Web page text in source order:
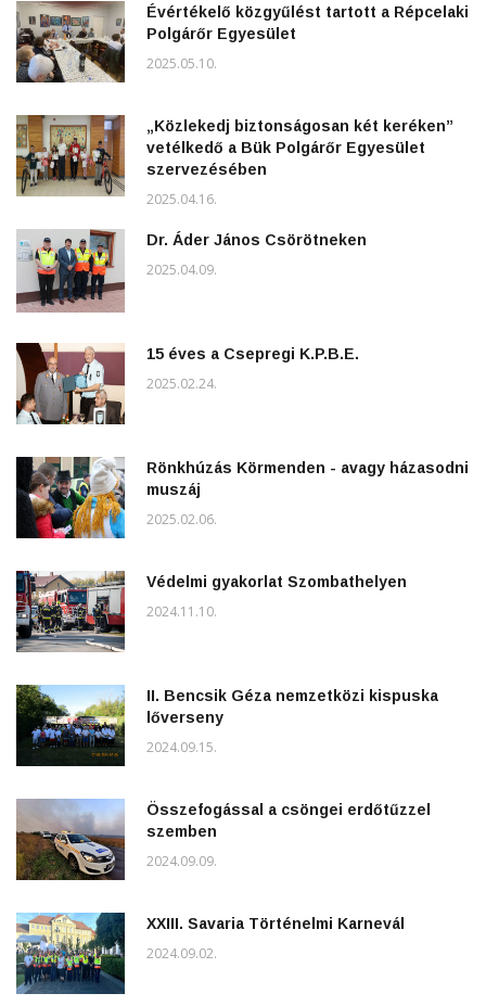
Évértékelő közgyűlést tartott a Répcelaki
Polgárőr Egyesület
2025.05.10.
„Közlekedj biztonságosan két keréken”
vetélkedő a Bük Polgárőr Egyesület
szervezésében
2025.04.16.
Dr. Áder János Csörötneken
2025.04.09.
15 éves a Csepregi K.P.B.E.
2025.02.24.
Rönkhúzás Körmenden - avagy házasodni
muszáj
2025.02.06.
Védelmi gyakorlat Szombathelyen
2024.11.10.
II. Bencsik Géza nemzetközi kispuska
lőverseny
2024.09.15.
Összefogással a csöngei erdőtűzzel
szemben
2024.09.09.
XXIII. Savaria Történelmi Karnevál
2024.09.02.